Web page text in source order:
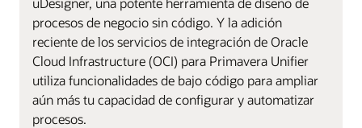
procesos de negocio sin código. Y la adición
reciente de los servicios de integración de Oracle
Cloud Infrastructure (OCI) para Primavera Unifier
utiliza funcionalidades de bajo código para ampliar
aún más tu capacidad de configurar y automatizar
procesos.